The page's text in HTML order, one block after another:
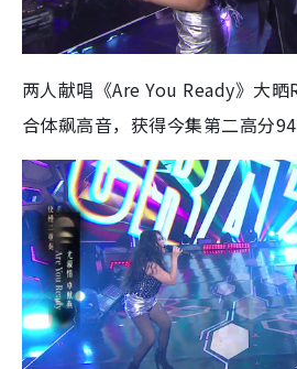
两人献唱《Are You Ready》大
合体飙高音，获得今集第二高分94